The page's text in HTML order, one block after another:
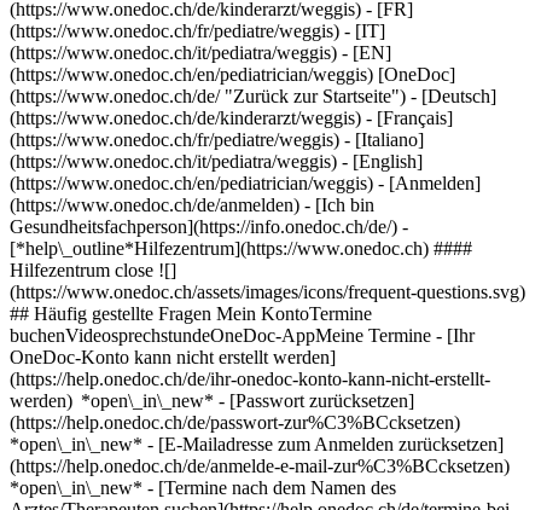
(https://www.onedoc.ch/de/kinderarzt/weggis) - [FR]
(https://www.onedoc.ch/fr/pediatre/weggis) - [IT]
(https://www.onedoc.ch/it/pediatra/weggis) - [EN]
(https://www.onedoc.ch/en/pediatrician/weggis) [OneDoc]
(https://www.onedoc.ch/de/ "Zurück zur Startseite") - [Deutsch]
(https://www.onedoc.ch/de/kinderarzt/weggis) - [Français]
(https://www.onedoc.ch/fr/pediatre/weggis) - [Italiano]
(https://www.onedoc.ch/it/pediatra/weggis) - [English]
(https://www.onedoc.ch/en/pediatrician/weggis) - [Anmelden]
(https://www.onedoc.ch/de/anmelden) - [Ich bin
Gesundheitsfachperson](https://info.onedoc.ch/de/) -
[*help\_outline*Hilfezentrum](https://www.onedoc.ch) ####
Hilfezentrum close ![]
(https://www.onedoc.ch/assets/images/icons/frequent-questions.svg)
## Häufig gestellte Fragen Mein KontoTermine
buchenVideosprechstundeOneDoc-AppMeine Termine - [Ihr
OneDoc-Konto kann nicht erstellt werden]
(https://help.onedoc.ch/de/ihr-onedoc-konto-kann-nicht-erstellt-
werden) *open\_in\_new* - [Passwort zurücksetzen]
(https://help.onedoc.ch/de/passwort-zur%C3%BCcksetzen)
*open\_in\_new* - [E-Mailadresse zum Anmelden zurücksetzen]
(https://help.onedoc.ch/de/anmelde-e-mail-zur%C3%BCcksetzen)
*open\_in\_new* - [Termine nach dem Namen des